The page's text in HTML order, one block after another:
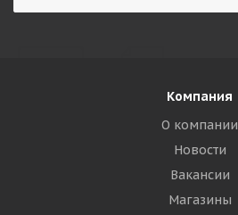
Компания
О компании
Новости
Вакансии
Магазины